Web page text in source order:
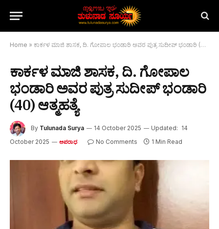
Home » ಕಾರ್ಕಳ ಮಾಜಿ ಶಾಸಕ, ದಿ. ಗೋಪಾಲ ಭಂಡಾರಿ ಅವರ ಪುತ್ರ ಸುದೀಪ್ ಭಂಡಾರಿ (40) ಆತ್ಮಹತ್ಯೆ
ಕಾರ್ಕಳ ಮಾಜಿ ಶಾಸಕ, ದಿ. ಗೋಪಾಲ
ಭಂಡಾರಿ ಅವರ ಪುತ್ರ ಸುದೀಪ್ ಭಂಡಾರಿ
(40) ಆತ್ಮಹತ್ಯೆ
By Tulunada Surya 14 October 2025 Updated: 14
October 2025
ಅಪರಾಧ No Comments 1 Min Read